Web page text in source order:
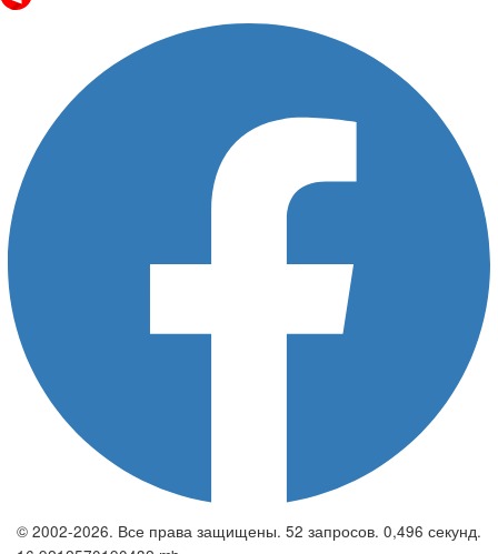
© 2002-2026. Все права защищены. 52 запросов. 0,496 секунд.